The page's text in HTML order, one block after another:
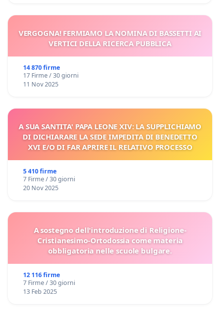
VERGOGNA! FERMIAMO LA NOMINA DI BASSETTI AI
VERTICI DELLA RICERCA PUBBLICA
14 870 firme
17 Firme / 30 giorni
11 Nov 2025
A SUA SANTITA' PAPA LEONE XIV: LA SUPPLICHIAMO
DI DICHIARARE LA SEDE IMPEDITA DI BENEDETTO
XVI E/O DI FAR APRIRE IL RELATIVO PROCESSO
5 410 firme
7 Firme / 30 giorni
20 Nov 2025
A sostegno dell'introduzione di Religione-
Cristianesimo-Ortodossia come materia
obbligatoria nelle scuole bulgare.
12 116 firme
7 Firme / 30 giorni
13 Feb 2025